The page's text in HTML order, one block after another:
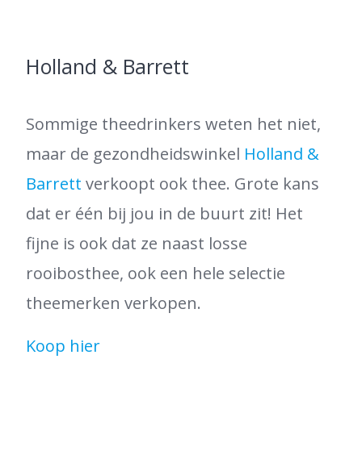
Holland & Barrett
Sommige theedrinkers weten het niet,
maar de gezondheidswinkel Holland &
Barrett verkoopt ook thee. Grote kans
dat er één bij jou in de buurt zit! Het
fijne is ook dat ze naast losse
rooibosthee, ook een hele selectie
theemerken verkopen.
Koop hier